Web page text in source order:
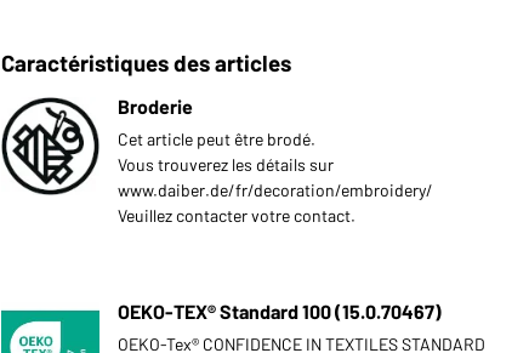
Caractéristiques des articles
Broderie
Cet article peut être brodé.
Vous trouverez les détails sur
www.daiber.de/fr/decoration/embroidery/
Veuillez contacter votre contact.
OEKO-TEX® Standard 100 (15.0.70467)
OEKO-Tex® CONFIDENCE IN TEXTILES STANDARD